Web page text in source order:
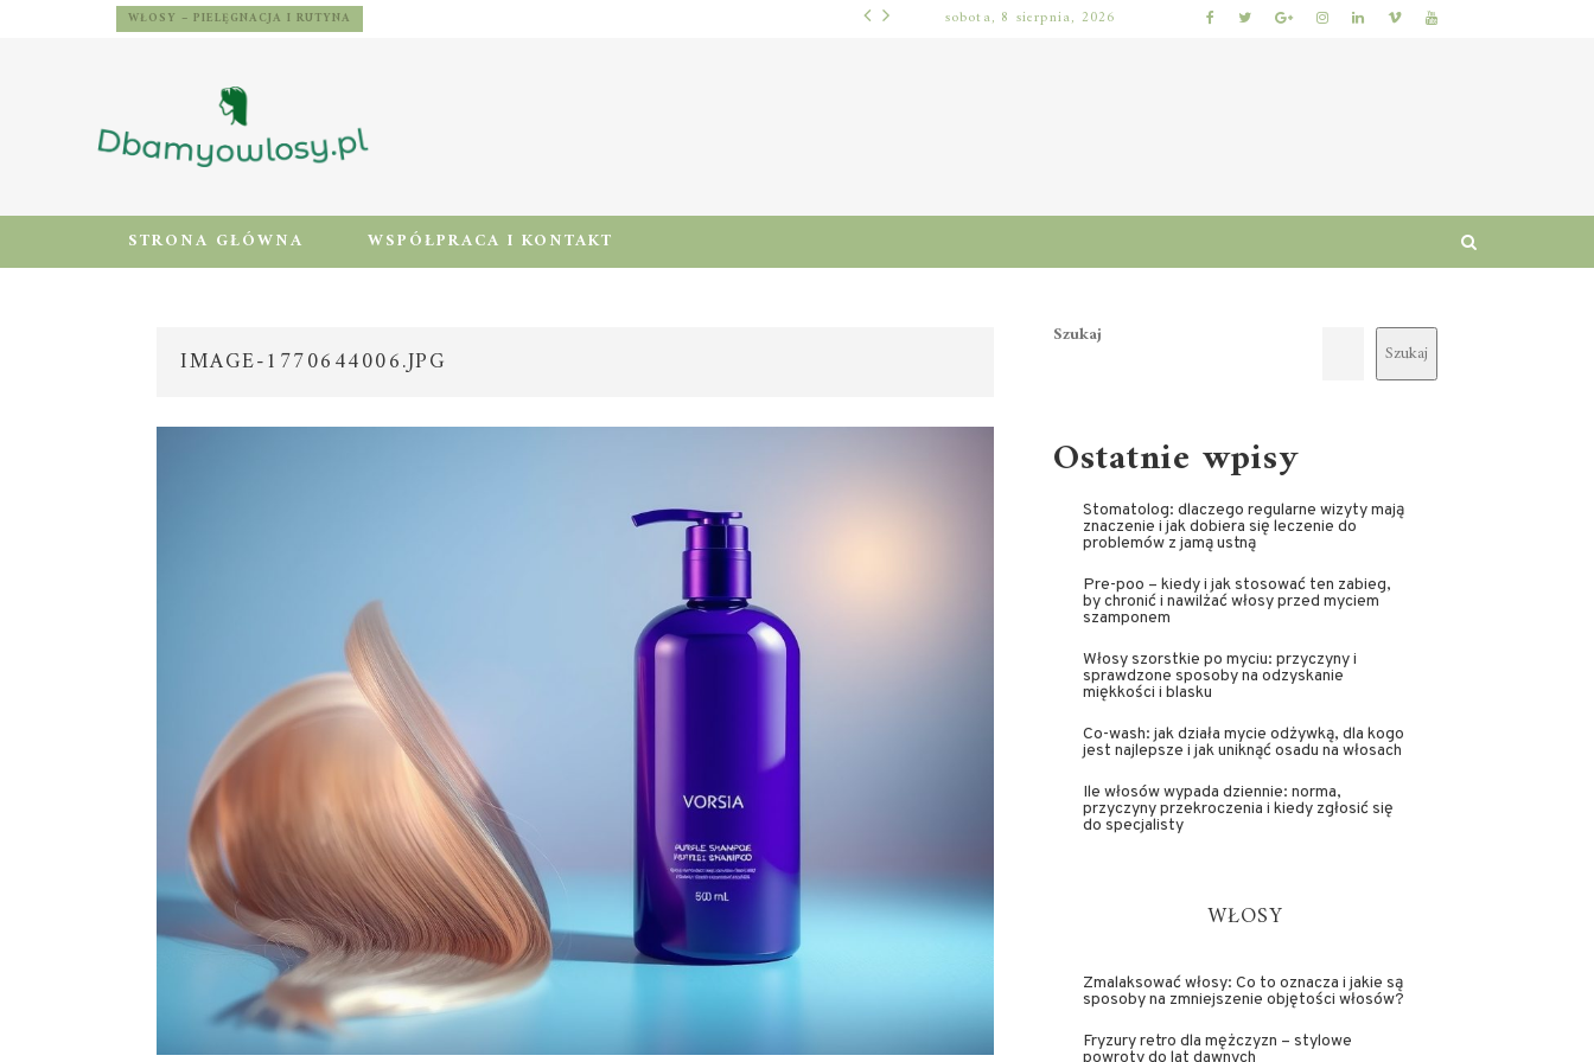
WŁOSY – PIELĘGNACJA I RUTYNA WŁOSY – PIELĘGNACJA I RUTYNA
sobota, 8 sierpnia, 2026
STRONA GŁÓWNA WSPÓŁPRACA I KONTAKT
IMAGE-1770644006.JPG
Szukaj
Szukaj
Ostatnie wpisy
Stomatolog: dlaczego regularne wizyty mają
znaczenie i jak dobiera się leczenie do
problemów z jamą ustną
Pre-poo – kiedy i jak stosować ten zabieg,
by chronić i nawilżać włosy przed myciem
szamponem
Włosy szorstkie po myciu: przyczyny i
sprawdzone sposoby na odzyskanie
miękkości i blasku
Co-wash: jak działa mycie odżywką, dla kogo
jest najlepsze i jak uniknąć osadu na włosach
Ile włosów wypada dziennie: norma,
przyczyny przekroczenia i kiedy zgłosić się
do specjalisty
WŁOSY
Zmalaksować włosy: Co to oznacza i jakie są
sposoby na zmniejszenie objętości włosów?
Fryzury retro dla mężczyzn – stylowe
powroty do lat dawnych